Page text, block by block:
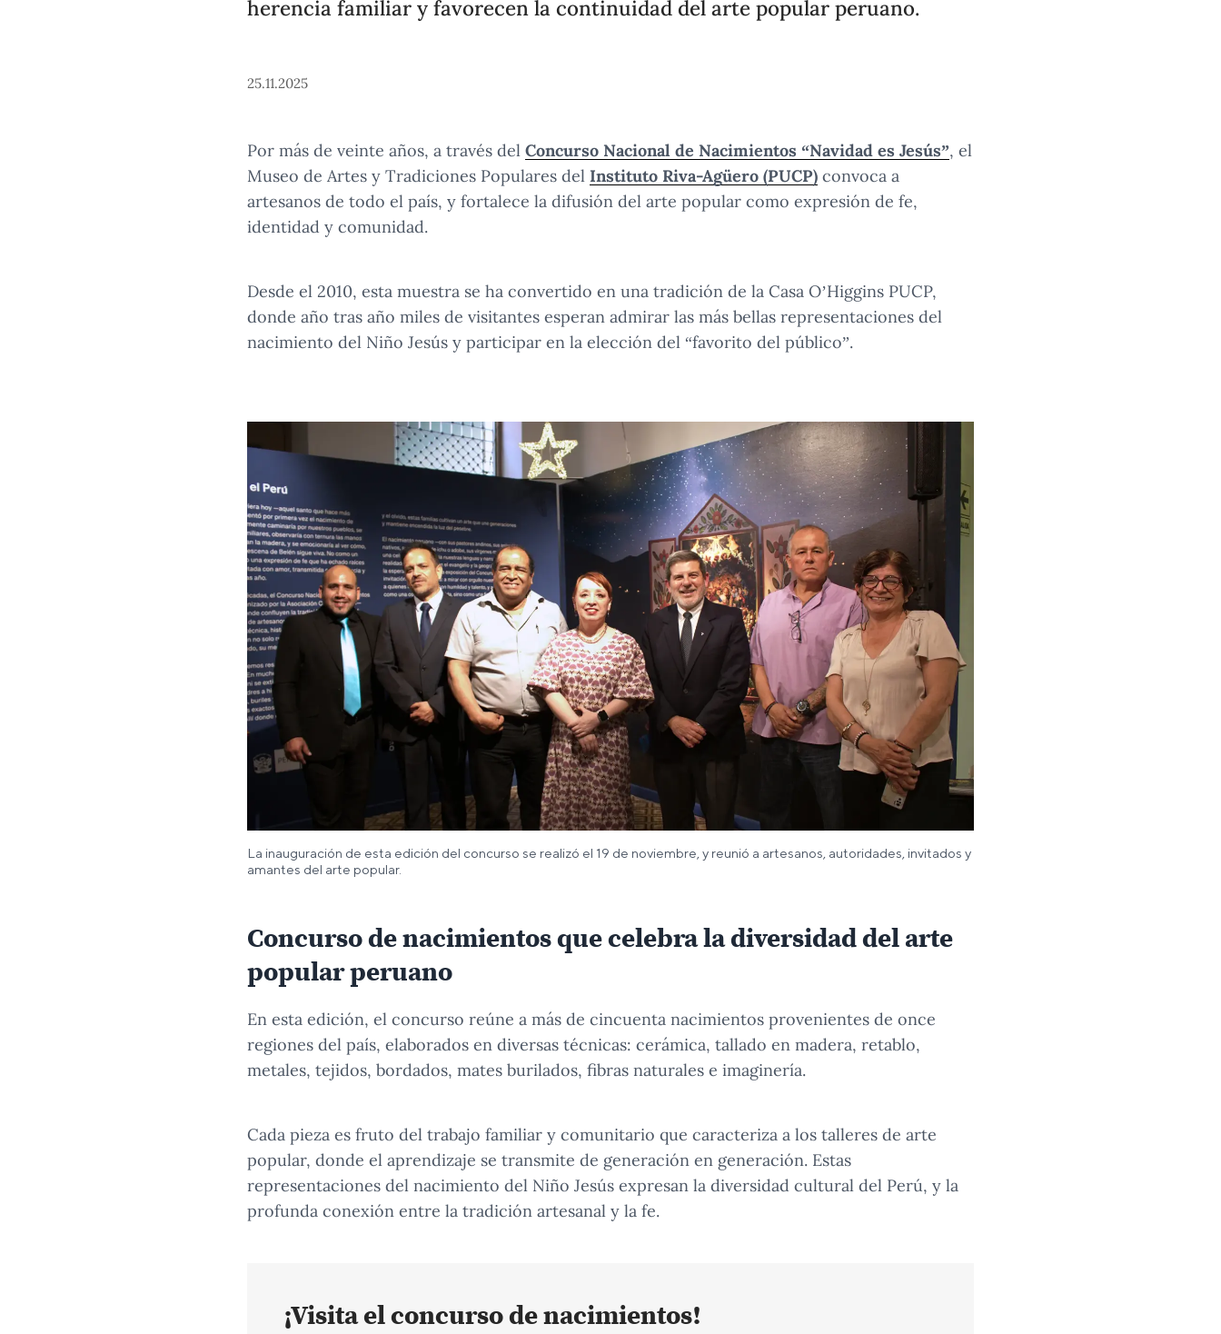
herencia familiar y favorecen la continuidad del arte popular peruano.
25.11.2025
Por más de veinte años, a través del Concurso Nacional de Nacimientos “Navidad es Jesús”, el
Museo de Artes y Tradiciones Populares del Instituto Riva-Agüero (PUCP) convoca a
artesanos de todo el país, y fortalece la difusión del arte popular como expresión de fe,
identidad y comunidad.
Desde el 2010, esta muestra se ha convertido en una tradición de la Casa O’Higgins PUCP,
donde año tras año miles de visitantes esperan admirar las más bellas representaciones del
nacimiento del Niño Jesús y participar en la elección del “favorito del público”.
La inauguración de esta edición del concurso se realizó el 19 de noviembre, y reunió a artesanos, autoridades, invitados y
amantes del arte popular.
Concurso de nacimientos que celebra la diversidad del arte
popular peruano
En esta edición, el concurso reúne a más de cincuenta nacimientos provenientes de once
regiones del país, elaborados en diversas técnicas: cerámica, tallado en madera, retablo,
metales, tejidos, bordados, mates burilados, fibras naturales e imaginería.
Cada pieza es fruto del trabajo familiar y comunitario que caracteriza a los talleres de arte
popular, donde el aprendizaje se transmite de generación en generación. Estas
representaciones del nacimiento del Niño Jesús expresan la diversidad cultural del Perú, y la
profunda conexión entre la tradición artesanal y la fe.
¡Visita el concurso de nacimientos!